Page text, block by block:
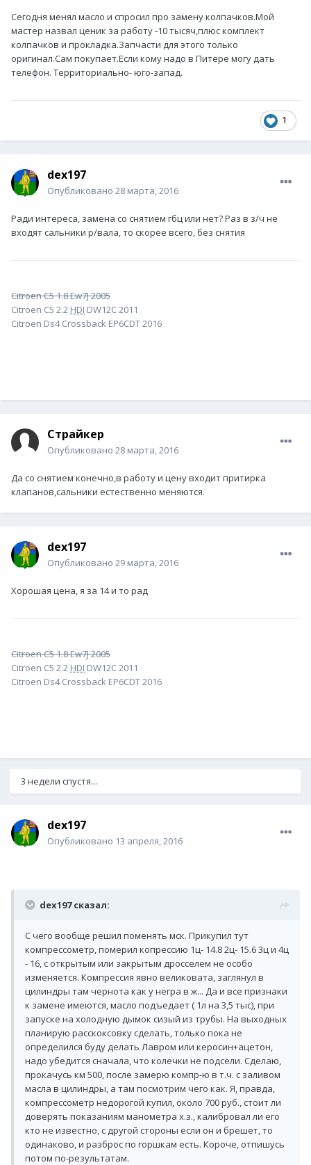
Сегодня менял масло и спросил про замену колпачков.Мой
мастер назвал ценик за работу -10 тысяч,плюс комплект
колпачков и прокладка.Запчасти для этого только
оригинал.Сам покупает.Если кому надо в Питере могу дать
телефон. Территориально- юго-запад.
1
dex197
Опубликовано 28 марта, 2016
Ради интереса, замена со снятием гбц или нет? Раз в з/ч не
входят сальники р/вала, то скорее всего, без снятия
Citroen C5 1.8 Ew7J 2005
Citroen C5 2.2 HDI DW12C 2011
Citroen Ds4 Crossback EP6CDT 2016
Страйкер
Опубликовано 28 марта, 2016
Да со снятием конечно,в работу и цену входит притирка
клапанов,сальники естественно меняются.
dex197
Опубликовано 29 марта, 2016
Хорошая цена, я за 14 и то рад
Citroen C5 1.8 Ew7J 2005
Citroen C5 2.2 HDI DW12C 2011
Citroen Ds4 Crossback EP6CDT 2016
3 недели спустя...
dex197
Опубликовано 13 апреля, 2016
dex197 сказал:
С чего вообще решил поменять мск. Прикупил тут
компрессометр, померил копрессию 1ц- 14.8 2ц- 15.6 3ц и 4ц
- 16, с открытым или закрытым дросселем не особо
изменяется. Компрессия явно великовата, заглянул в
цилиндры там чернота как у негра в ж... Да и все признаки
к замене имеются, масло подъедает ( 1л на 3,5 тыс), при
запуске на холодную дымок сизый из трубы. На выходных
планирую расскоксовку сделать, только пока не
определился буду делать Лавром или керосин+ацетон,
надо убедится сначала, что колечки не подсели. Сделаю,
прокачусь км 500, после замерю компр-ю в т.ч. с заливом
масла в цилиндры, а там посмотрим чего как. Я, правда,
компрессометр недорогой купил, около 700 руб., стоит ли
доверять показаниям манометра х.з., калибровал ли его
кто не известно, с другой стороны если он и брешет, то
одинаково, и разброс по горшкам есть. Короче, отпишусь
потом по-результатам.